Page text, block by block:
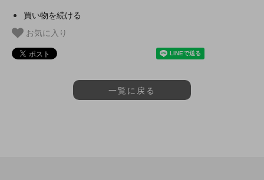
買い物を続ける
お気に入り
一覧に戻る